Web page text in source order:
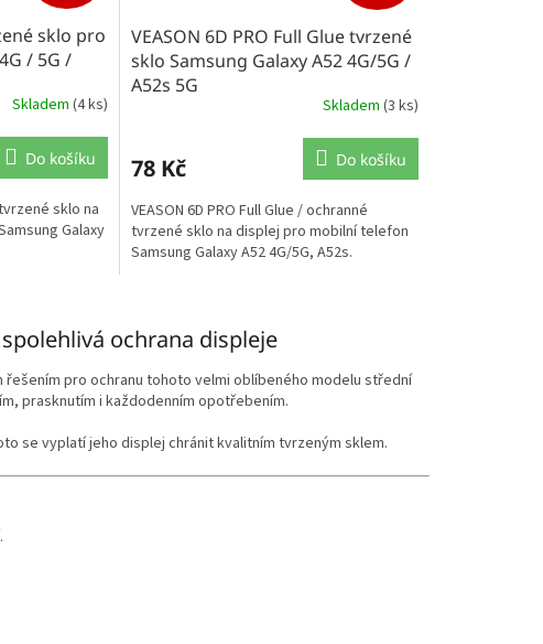
sklo pro
/ 5G /
Skladem (4 ks)
Do košíku
sklo na
Galaxy
VEASON 6D PRO Full Glue tvrzené
sklo Samsung Galaxy A52 4G/5G /
A52s 5G
Skladem (3 ks)
78 Kč Do košíku
VEASON 6D PRO Full Glue / ochranné
tvrzené sklo na displej pro mobilní telefon
Samsung Galaxy A52 4G/5G, A52s.
ochrana displeje
řešením pro ochranu tohoto velmi oblíbeného modelu střední
prasknutím i každodenním opotřebením.
se vyplatí jeho displej chránit kvalitním tvrzeným sklem.